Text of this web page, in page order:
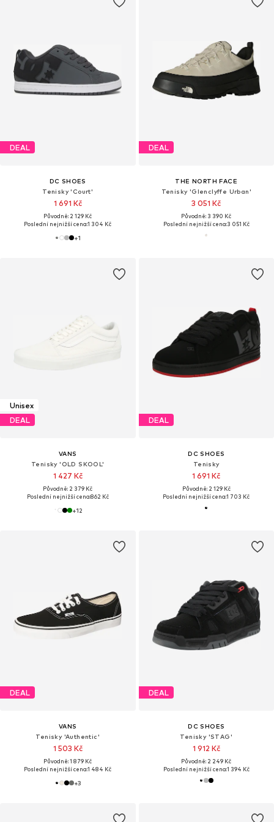
DEAL
DC SHOES
Tenisky 'Court'
1 691 Kč
Původně: 2 129 Kč
Poslední nejnižší cena:1 304 Kč
+1
DEAL
THE NORTH FACE
Tenisky 'Glenclyffe Urban'
3 051 Kč
Původně: 3 390 Kč
Poslední nejnižší cena:3 051 Kč
Unisex
DEAL
VANS
Tenisky 'OLD SKOOL'
1 427 Kč
Původně: 2 379 Kč
Poslední nejnižší cena:862 Kč
+12
DEAL
DC SHOES
Tenisky
1 691 Kč
Původně: 2 129 Kč
Poslední nejnižší cena:1 703 Kč
DEAL
VANS
Tenisky 'Authentic'
1 503 Kč
Původně: 1 879 Kč
Poslední nejnižší cena:1 484 Kč
+3
DEAL
DC SHOES
Tenisky 'STAG'
1 912 Kč
Původně: 2 249 Kč
Poslední nejnižší cena:1 394 Kč